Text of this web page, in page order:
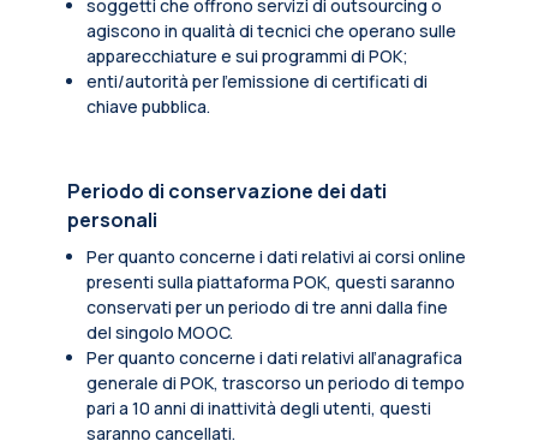
soggetti che offrono servizi di outsourcing o
agiscono in qualità di tecnici che operano sulle
apparecchiature e sui programmi di POK;
enti/autorità per l'emissione di certificati di
chiave pubblica.
Periodo di conservazione dei dati
personali
Per quanto concerne i dati relativi ai corsi online
presenti sulla piattaforma POK, questi saranno
conservati per un periodo di tre anni dalla fine
del singolo MOOC.
Per quanto concerne i dati relativi all’anagrafica
generale di POK, trascorso un periodo di tempo
pari a 10 anni di inattività degli utenti, questi
saranno cancellati.